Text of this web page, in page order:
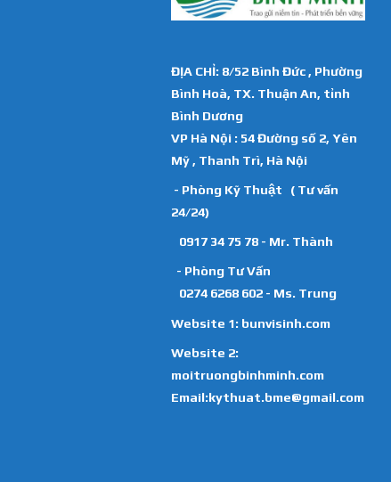
ĐỊA CHỈ: 8/52 Bình Đức , Phường
Bình Hoà, TX. Thuận An, tỉnh
Bình Dương
VP Hà Nội : 54 Đường số 2, Yên
Mỹ , Thanh Trì, Hà Nội
- Phòng Kỹ Thuật ( Tư vấn
24/24)
0917 34 75 78 - Mr. Thành
- Phòng Tư Vấn
0274 6268 602 - Ms. Trung
Website 1: bunvisinh.com
Website 2:
moitruongbinhminh.com
Email:kythuat.bme@gmail.com